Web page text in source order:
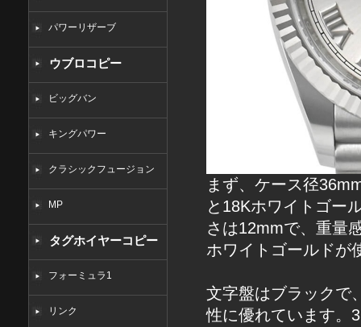
パワーリザーブ
ウブロコピー
ビッグバン
キングパワー
クラシックフュージョン
MP
タグホイヤーコピー
フォーミュラ1
リンク
まず、ケース径
と18Kホワイトゴー
さは12mmで、重量
ホワイトゴールドが
文字盤はブラックで
性に優れています。